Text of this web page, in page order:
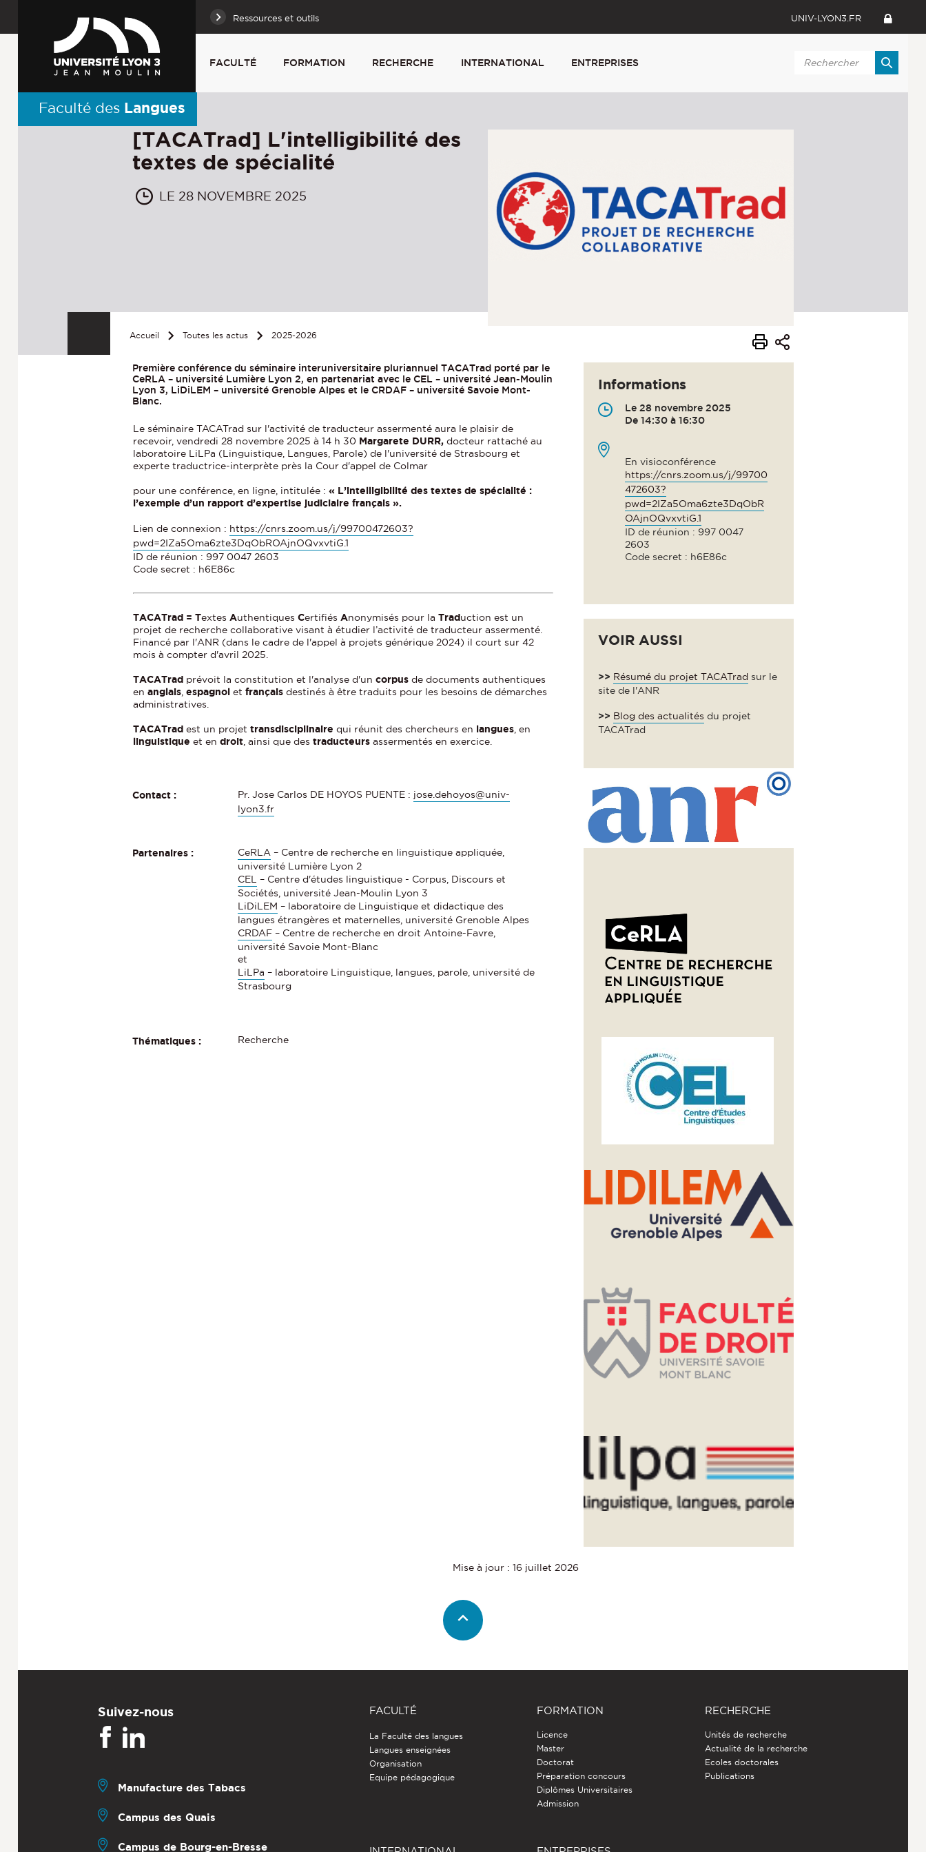
Ressources et outils UNIV-LYON3.FR
FACULTÉ FORMATION RECHERCHE INTERNATIONAL ENTREPRISES
Faculté des Langues
[TACATrad] L'intelligibilité des
textes de spécialité
LE 28 NOVEMBRE 2025
Accueil Toutes les actus 2025-2026
Première conférence du séminaire interuniversitaire pluriannuel TACATrad porté par le
CeRLA – université Lumière Lyon 2, en partenariat avec le CEL – université Jean-Moulin
Lyon 3, LiDiLEM – université Grenoble Alpes et le CRDAF – université Savoie Mont-
Blanc.
Le séminaire TACATrad sur l'activité de traducteur assermenté aura le plaisir de
recevoir, vendredi 28 novembre 2025 à 14 h 30 Margarete DURR, docteur rattaché au
laboratoire LiLPa (Linguistique, Langues, Parole) de l'université de Strasbourg et
experte traductrice-interprète près la Cour d'appel de Colmar
pour une conférence, en ligne, intitulée :« L’intelligibilité des textes de spécialité :
l’exemple d’un rapport d’expertise judiciaire français ».
Lien de connexion : https://cnrs.zoom.us/j/99700472603?
pwd=2IZa5Oma6zte3DqObROAjnOQvxvtiG.1
ID de réunion : 997 0047 2603
Code secret : h6E86c
TACATrad = Textes AuthentiquesCertifiés Anonymisés pour laTraduction est un
projet de recherche collaborative visant à étudier l’activité de traducteur assermenté.
Financé par l'ANR (dans le cadre de l'appel à projets générique 2024) il court sur 42
mois à compter d'avril 2025.
TACATrad prévoit la constitution et l'analyse d'uncorpusde documents authentiques
enanglais ,espagnoletfrançaisdestinés à être traduits pour les besoins de démarches
administratives.
TACATradest un projettransdisciplinaire qui réunit des chercheurs en langues , en
linguistiqueet endroit , ainsi que destraducteursassermentés en exercice.
Contact : Pr. Jose Carlos DE HOYOS PUENTE : jose.dehoyos@univ-
lyon3.fr
Partenaires : CeRLA – Centre de recherche en linguistique appliquée,
université Lumière Lyon 2
CEL
– Centre d'études linguistique - Corpus, Discours et
Sociétés, université Jean-Moulin Lyon 3
LiDiLEM – laboratoire de Linguistique et didactique des
langues étrangères et maternelles, université Grenoble Alpes
CRDAF – Centre de recherche en droit Antoine-Favre,
université Savoie Mont-Blanc
et
LiLPa – laboratoire Linguistique, langues, parole, université de
Strasbourg
Thématiques : Recherche
Informations
Le 28 novembre 2025
De 14:30 à 16:30
En visioconférence
https://cnrs.zoom.us/j/99700
472603?
pwd=2IZa5Oma6zte3DqObR
OAjnOQvxvtiG.1
ID de réunion : 997 0047
2603
Code secret : h6E86c
VOIR AUSSI
>> Résumé du projet TACATrad sur le
site de l'ANR
>> Blog des actualités du projet
TACATrad
Mise à jour : 16 juillet 2026
Suivez-nous
Manufacture des Tabacs
Campus des Quais
Campus de Bourg-en-Bresse
FACULTÉ
La Faculté des langues
Langues enseignées
Organisation
Equipe pédagogique
FORMATION
Licence
Master
Doctorat
Préparation concours
Diplômes Universitaires
Admission
RECHERCHE
Unités de recherche
Actualité de la recherche
Ecoles doctorales
Publications